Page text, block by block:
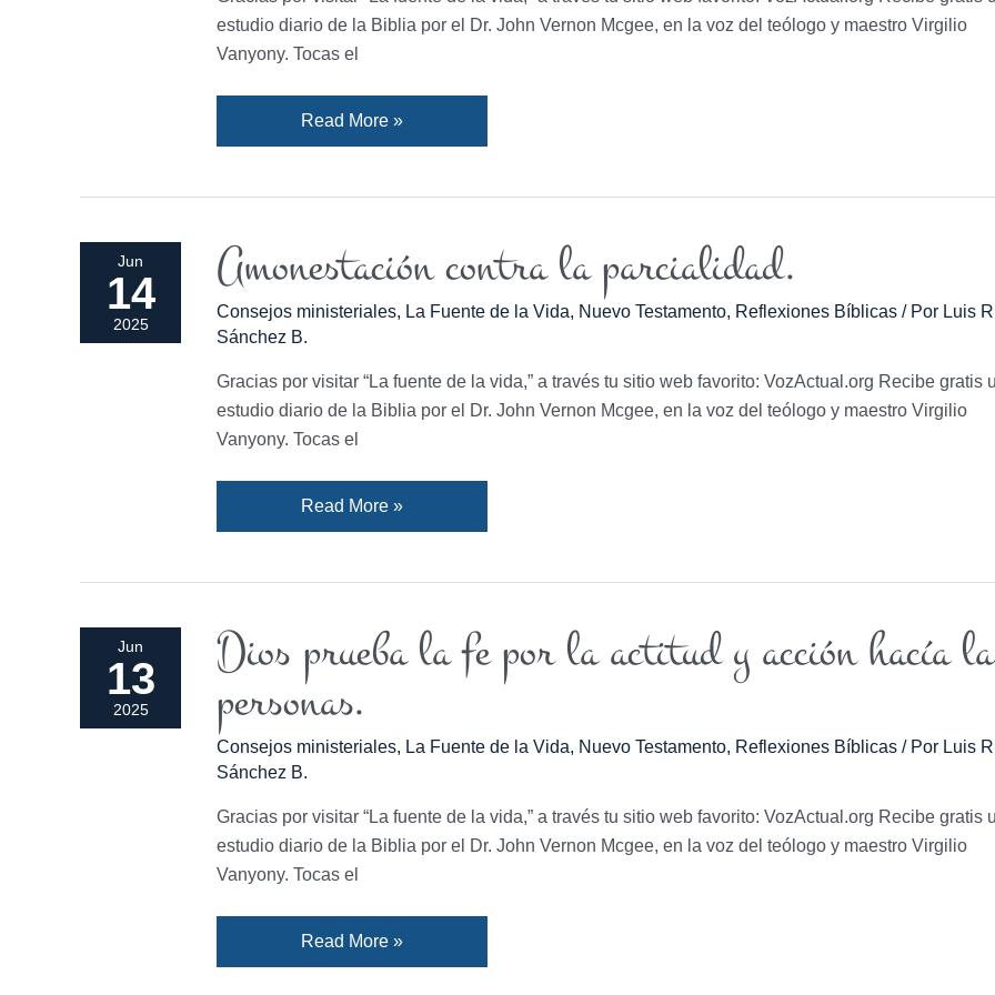
estudio diario de la Biblia por el Dr. John Vernon Mcgee, en la voz del teólogo y maestro Virgilio
Vanyony. Tocas el
obras
y
es
Read More »
Jun
14
2025
Amonestación contra la parcialidad.
Consejos ministeriales, La Fuente de la Vida, Nuevo Testamento, Reflexiones Bíblicas / Por Luis
Sánchez B.
Gracias por visitar “La fuente de la vida,” a través tu sitio web favorito: VozActual.org Recibe gratis
estudio diario de la Biblia por el Dr. John Vernon Mcgee, en la voz del teólogo y maestro Virgilio
Vanyony. Tocas el
Amonestación
contra
la
parcialidad.
Read More »
Jun
13
2025
Dios prueba la fe por la actitud y acción hacía
personas.
Consejos ministeriales, La Fuente de la Vida, Nuevo Testamento, Reflexiones Bíblicas / Por Luis
Sánchez B.
Gracias por visitar “La fuente de la vida,” a través tu sitio web favorito: VozActual.org Recibe gratis
estudio diario de la Biblia por el Dr. John Vernon Mcgee, en la voz del teólogo y maestro Virgilio
Vanyony. Tocas el
prueba
la
por
la
actitud
y
acción
Read More »